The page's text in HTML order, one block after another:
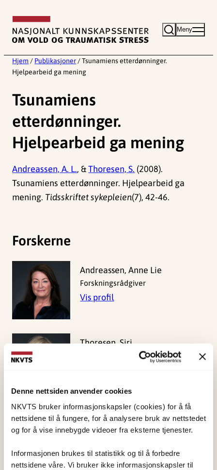
Denne nettsiden anvender cookies
NKVTS bruker informasjonskapsler (cookies) for å få
nettsidene til å fungere, for å analysere bruk av nettstedet
og for å vise innebygde videoer fra eksterne tjenester.
Informasjonen brukes til statistikk og til å forbedre
nettsidene våre. Vi bruker ikke informasjonskapsler til
innhold
Meny
Hjem / Publikasjoner / Tsunamiens etterdønninger.
Hjelpearbeid ga mening
Tsunamiens
etterdønninger.
Hjelpearbeid ga mening
Andreassen, A. L., &Thoresen, S. (2008).
Tsunamiens etterdønninger. Hjelpearbeid ga
mening. Tidsskriftet sykepleien(7), 42-46.
Forskerne
Andreassen, Anne Lie
Forskningsrådgiver
Vis profil
Thoresen, Siri
Publisert:19. mars 2026